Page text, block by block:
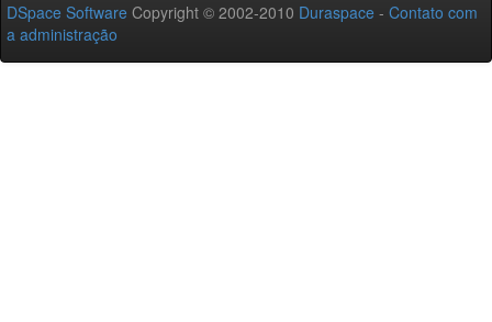
DSpace Software Copyright © 2002-2010 Duraspace - Contato com
a administração